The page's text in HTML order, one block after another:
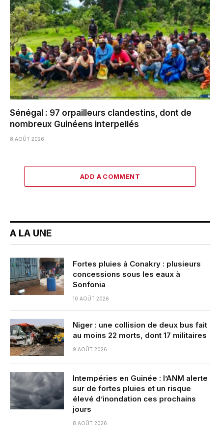
Sénégal : 97 orpailleurs clandestins, dont de
nombreux Guinéens interpellés
8 AOÛT 2026
ADD A COMMENT
A LA UNE
Fortes pluies à Conakry : plusieurs
concessions sous les eaux à
Sonfonia
10 AOÛT 2026
Niger : une collision de deux bus fait
au moins 22 morts, dont 17 militaires
9 AOÛT 2026
Intempéries en Guinée : l’ANM alerte
sur de fortes pluies et un risque
élevé d’inondation ces prochains
jours
8 AOÛT 2026